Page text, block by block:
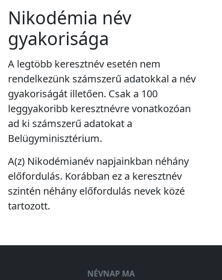
Nikodémia név
gyakorisága
A legtöbb keresztnév esetén nem
rendelkezünk számszerű adatokkal a név
gyakoriságát illetően. Csak a 100
leggyakoribb keresztnévre vonatkozóan
ad ki számszerű adatokat a
Belügyminisztérium.
A(z) Nikodémianév napjainkban néhány
előfordulás. Korábban ez a keresztnév
szintén néhány előfordulás nevek közé
tartozott.
NÉVNAP MA